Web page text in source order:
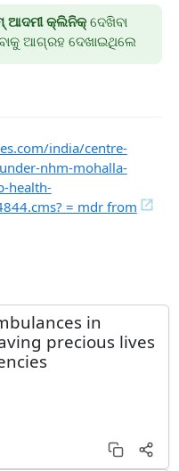
ଆଦମୀ କ୍ଲିନିକ୍ଦେଖିବା
ଆଗ୍ରହ ଦେଖାଇଥିଲେ
india/centre-
nhm-mohalla-
health-
= mdr from
in
precious lives